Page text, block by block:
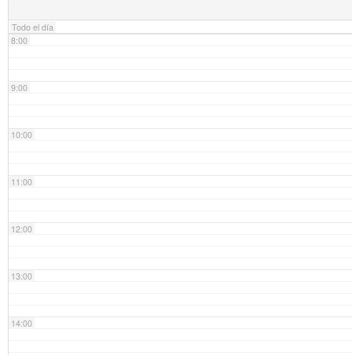
Todo el día
8:00
9:00
10:00
11:00
12:00
13:00
14:00